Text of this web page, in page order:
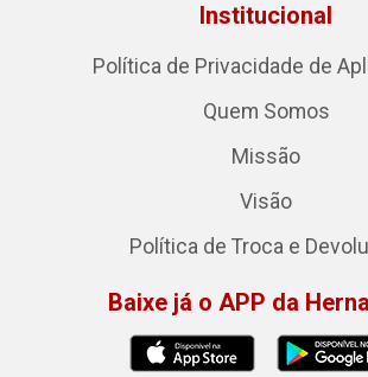
Institucional
Política de Privacidade de
Quem Somos
Missão
Visão
Política de Troca e
Baixe já o APP da